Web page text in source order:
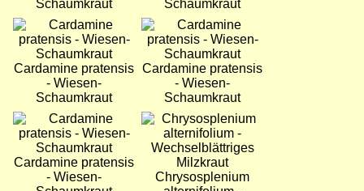
Schaumkraut
Schaumkraut
Bild
Cardamine pratensis
- Wiesen-
Schaumkraut
Bild
Cardamine pratensis
- Wiesen-
Schaumkraut
Bild
Cardamine pratensis
- Wiesen-
Bild
Chrysosplenium